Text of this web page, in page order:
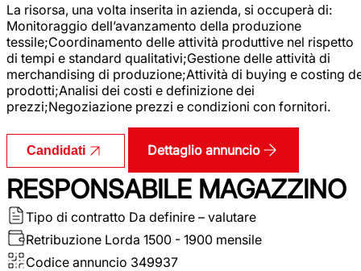
La risorsa, una volta inserita in azienda, si occuperà di:
Monitoraggio dell’avanzamento della produzione
tessile;Coordinamento delle attività produttive nel rispetto
di tempi e standard qualitativi;Gestione delle attività di
merchandising di produzione;Attività di buying e costing
prodotti;Analisi dei costi e definizione dei
prezzi;Negoziazione prezzi e condizioni con fornitori.
Candidati Dettaglio annuncio
RESPONSABILE MAGAZZINO
Tipo di contratto Da definire – valutare
Retribuzione Lorda 1500 - 1900 mensile
Codice annuncio 349937